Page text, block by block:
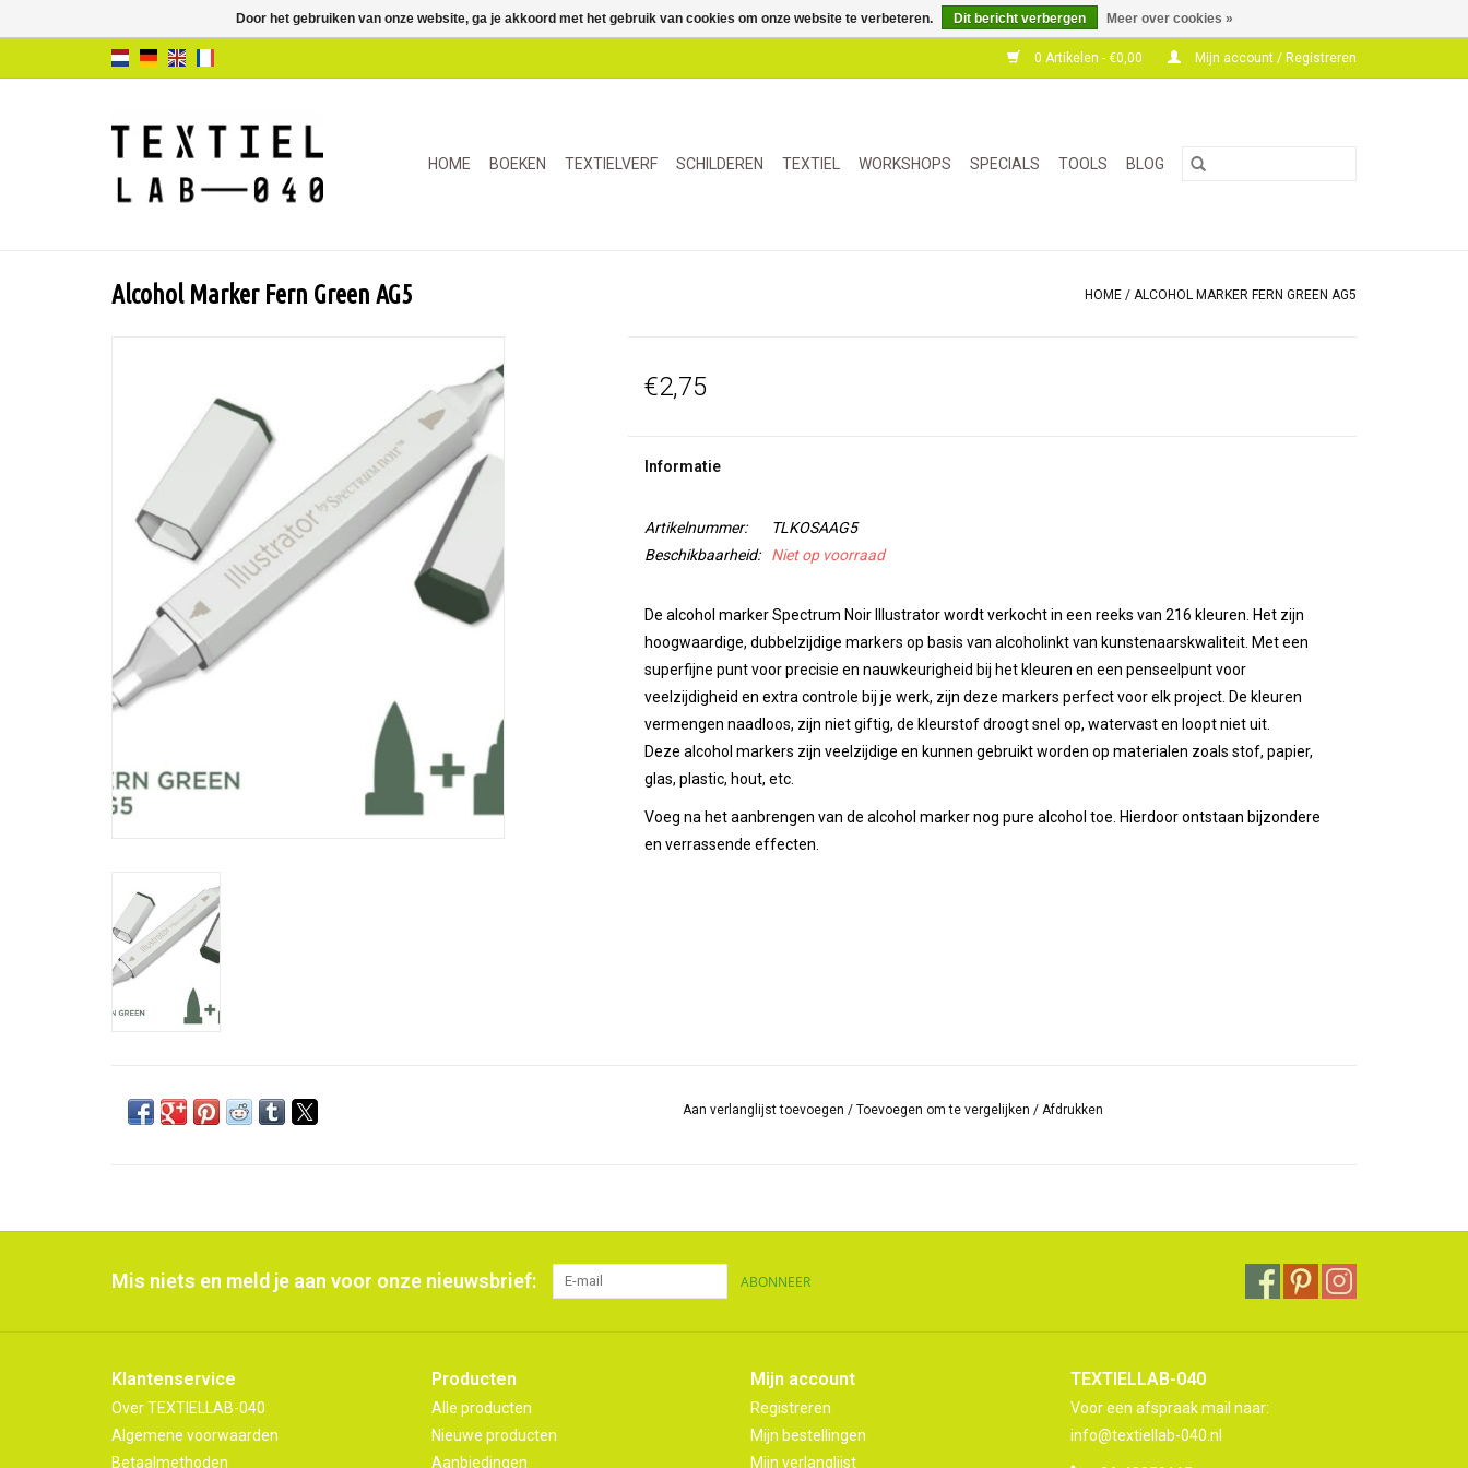
0 Artikelen - €0,00 Mijn account / Registreren
HOME BOEKEN TEXTIELVERF SCHILDEREN TEXTIEL WORKSHOPS SPECIALS TOOLS BLOG
Alcohol Marker Fern Green AG5 HOME / ALCOHOL MARKER FERN GREEN AG5
€2,75
Informatie
Artikelnummer:
TLKOSAAG5
Beschikbaarheid:
Niet op voorraad
De alcohol marker Spectrum Noir Illustrator wordt verkocht in een reeks van 216 kleuren. Het zijn
hoogwaardige, dubbelzijdige markers op basis van alcoholinkt van kunstenaarskwaliteit. Met een
superfijne punt voor precisie en nauwkeurigheid bij het kleuren en een penseelpunt voor
veelzijdigheid en extra controle bij je werk, zijn deze markers perfect voor elk project. De kleuren
vermengen naadloos, zijn niet giftig, de kleurstof droogt snel op, watervast en loopt niet uit.
Deze alcohol markers zijn veelzijdige en kunnen gebruikt worden op materialen zoals stof, papier,
glas, plastic, hout, etc.
Voeg na het aanbrengen van de alcohol marker nog pure alcohol toe. Hierdoor ontstaan bijzondere
en verrassende effecten.
Aan verlanglijst toevoegen /Toevoegen om te vergelijken / Afdrukken
Mis niets en meld je aan voor onze nieuwsbrief: ABONNEER
Klantenservice
Over TEXTIELLAB-040
Algemene voorwaarden
Betaalmethoden
Producten
Alle producten
Nieuwe producten
Aanbiedingen
Mijn account
Registreren
Mijn bestellingen
Mijn verlanglijst
TEXTIELLAB-040
Voor een afspraak mail naar:
info@textiellab-040.nl
Door het gebruiken van onze website, ga je akkoord met het gebruik van cookies om onze website te verbeteren. Dit bericht verbergen Meer over cookies »